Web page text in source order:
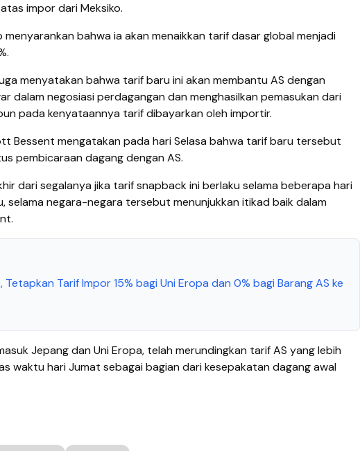
impor dari Meksiko.
menyarankan bahwa ia akan menaikkan tarif dasar global menjadi
menyatakan bahwa tarif baru ini akan membantu AS dengan
dalam negosiasi perdagangan dan menghasilkan pemasukan dari
pada kenyataannya tarif dibayarkan oleh importir.
Bessent mengatakan pada hari Selasa bahwa tarif baru tersebut
pembicaraan dagang dengan AS.
dari segalanya jika tarif snapback ini berlaku selama beberapa hari
selama negara-negara tersebut menunjukkan itikad baik dalam
Tetapkan Tarif Impor 15% bagi Uni Eropa dan 0% bagi Barang AS ke
Jepang dan Uni Eropa, telah merundingkan tarif AS yang lebih
waktu hari Jumat sebagai bagian dari kesepakatan dagang awal